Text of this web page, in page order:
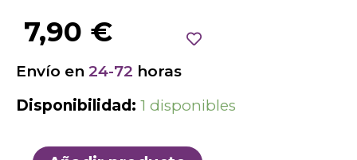
7,90 €
Envío en 24-72 horas
Disponibilidad: 1 disponibles